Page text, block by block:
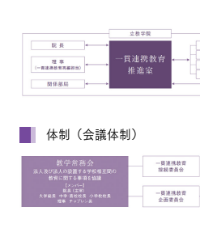
体制（会議体制）